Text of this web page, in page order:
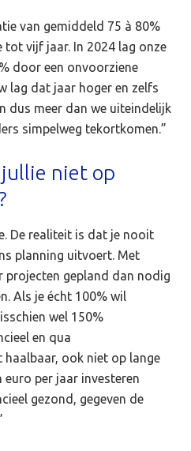
van gemiddeld 75 à 80%
tot vijf jaar. In 2024 lag onze
door een onvoorziene
lag dat jaar hoger en zelfs
dus meer dan we uiteindelijk
simpelweg tekortkomen.”
niet op
De realiteit is dat je nooit
planning uitvoert. Met
projecten gepland dan nodig
Als je écht 100% wil
wel 150%
en qua
ook niet op lange
per jaar investeren
gezond, gegeven de